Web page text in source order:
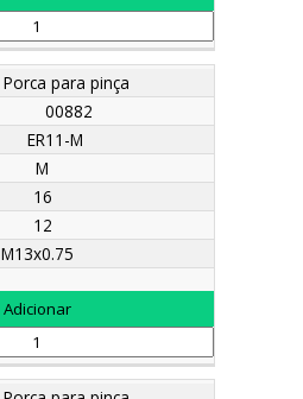
Porca para pinça
00882
ER11-M
M
16
12
M13x0.75